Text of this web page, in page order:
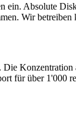
Absolute
Wir
für über 1'000